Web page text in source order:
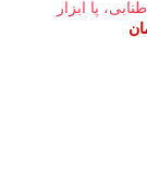
پا ابزار